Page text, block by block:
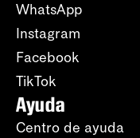
WhatsApp
Instagram
Facebook
TikTok
Ayuda
Centro de ayuda